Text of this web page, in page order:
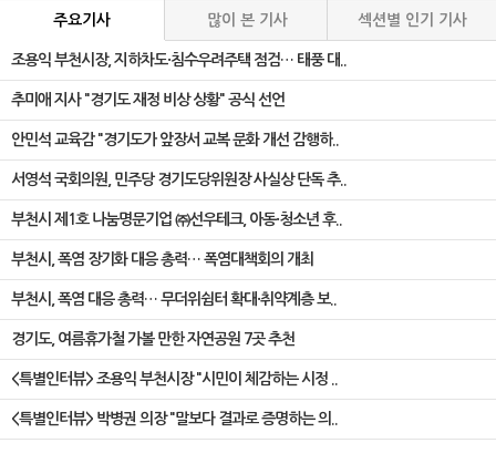
주요기사 많이 본 기사 섹션별 인기 기사
조용익 부천시장, 지하차도·침수우려주택 점검… 태풍 대..
추미애 지사 "경기도 재정 비상 상황" 공식 선언
안민석 교육감 "경기도가 앞장서 교복 문화 개선 감행하..
서영석 국회의원, 민주당 경기도당위원장 사실상 단독 추..
부천시 제1호 나눔명문기업 ㈜선우테크, 아동·청소년 후..
부천시, 폭염 장기화 대응 총력… 폭염대책회의 개최
부천시, 폭염 대응 총력… 무더위쉼터 확대·취약계층 보..
경기도, 여름휴가철 가볼 만한 자연공원 7곳 추천
<특별인터뷰> 조용익 부천시장 "시민이 체감하는 시정 ..
<특별인터뷰> 박병권 의장 "말보다 결과로 증명하는 의..